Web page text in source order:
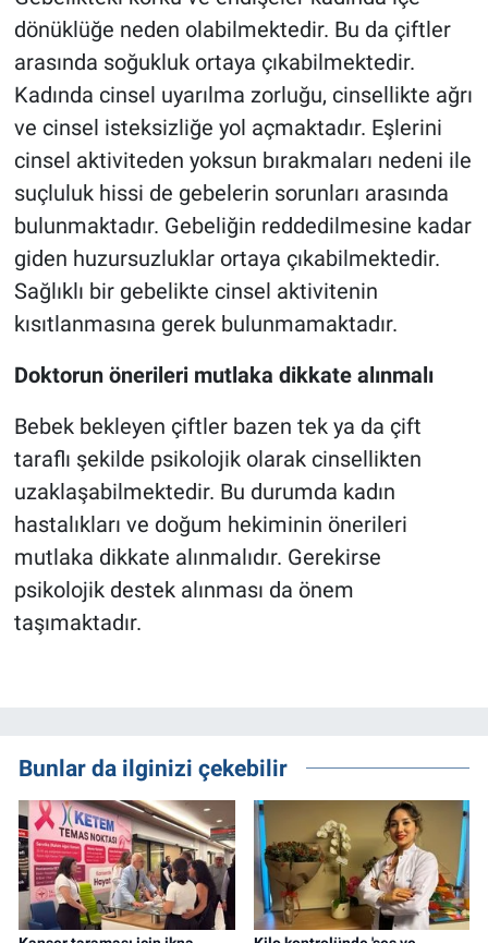
dönüklüğe neden olabilmektedir. Bu da çiftler
arasında soğukluk ortaya çıkabilmektedir.
Kadında cinsel uyarılma zorluğu, cinsellikte ağrı
ve cinsel isteksizliğe yol açmaktadır. Eşlerini
cinsel aktiviteden yoksun bırakmaları nedeni ile
suçluluk hissi de gebelerin sorunları arasında
bulunmaktadır. Gebeliğin reddedilmesine kadar
giden huzursuzluklar ortaya çıkabilmektedir.
Sağlıklı bir gebelikte cinsel aktivitenin
kısıtlanmasına gerek bulunmamaktadır.
Doktorun önerileri mutlaka dikkate alınmalı
Bebek bekleyen çiftler bazen tek ya da çift
taraflı şekilde psikolojik olarak cinsellikten
uzaklaşabilmektedir. Bu durumda kadın
hastalıkları ve doğum hekiminin önerileri
mutlaka dikkate alınmalıdır. Gerekirse
psikolojik destek alınması da önem
taşımaktadır.
Bunlar da ilginizi çekebilir